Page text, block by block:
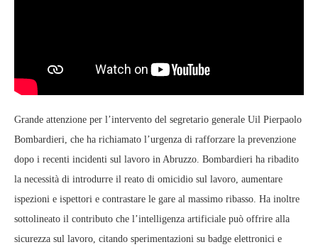
Grande attenzione per l’intervento del segretario generale Uil Pierpaolo
Bombardieri, che ha richiamato l’urgenza di rafforzare la prevenzione
dopo i recenti incidenti sul lavoro in Abruzzo. Bombardieri ha ribadito
la necessità di introdurre il reato di omicidio sul lavoro, aumentare
ispezioni e ispettori e contrastare le gare al massimo ribasso. Ha inoltre
sottolineato il contributo che l’intelligenza artificiale può offrire alla
sicurezza sul lavoro , citando sperimentazioni su badge elettronici e